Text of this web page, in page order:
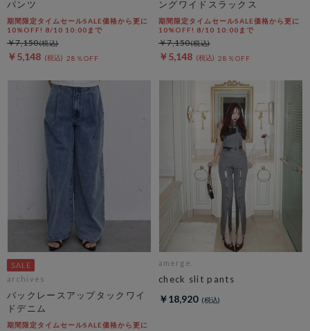
パンツ
期間限定タイムセールSALE価格から更に
10%OFF! 8/10 10:00まで
￥5,148 28％OFF
￥7,150
ングワイドスラックス
期間限定タイムセールSALE価格から更に
10%OFF! 8/10 10:00まで
￥5,148 28％OFF
￥7,150
archives
バックレースアップタックワイ
ドデニム
期間限定タイムセールSALE価格から更に
amerge.
check slit pants
￥18,920